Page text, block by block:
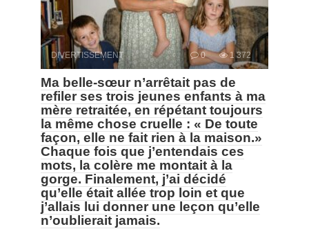
DIVERTISSEMENT 0 1 372
Ma belle-sœur n’arrêtait pas de
refiler ses trois jeunes enfants à ma
mère retraitée, en répétant toujours
la même chose cruelle : « De toute
façon, elle ne fait rien à la maison.»
Chaque fois que j’entendais ces
mots, la colère me montait à la
gorge. Finalement, j’ai décidé
qu’elle était allée trop loin et que
j’allais lui donner une leçon qu’elle
n’oublierait jamais.